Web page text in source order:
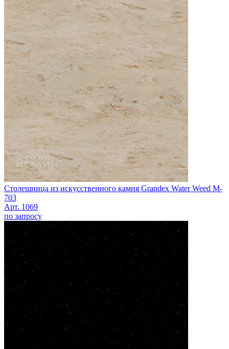
Столешница из искусственного камня Grandex Water Weed M-
703
Арт. 1069
по запросу